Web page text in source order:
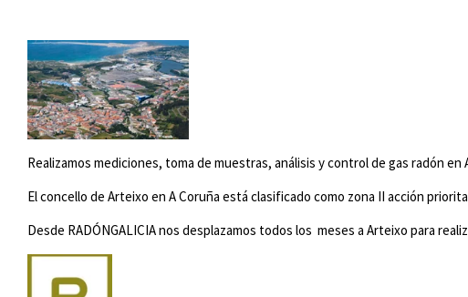
Realizamos mediciones, toma de muestras, análisis y control de gas radón
El concello de Arteixo en A Coruña está clasificado como zona II acción
Desde RADÓNGALICIA nos desplazamos todos los meses a Arteixo para